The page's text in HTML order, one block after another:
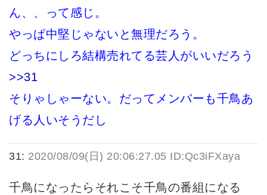
ん、、って感じ。
やっぱ中堅じゃないと無理だろう。
どっちにしろ結構売れてる芸人がいいだろう
>>31
そりゃしゃーない。だってメンバーも千鳥あ
げる人いそうだし
31: 2020/08/09(日) 20:06:27.05 ID:Qc3iFXaya
千鳥になったらそれこそ千鳥の番組になる